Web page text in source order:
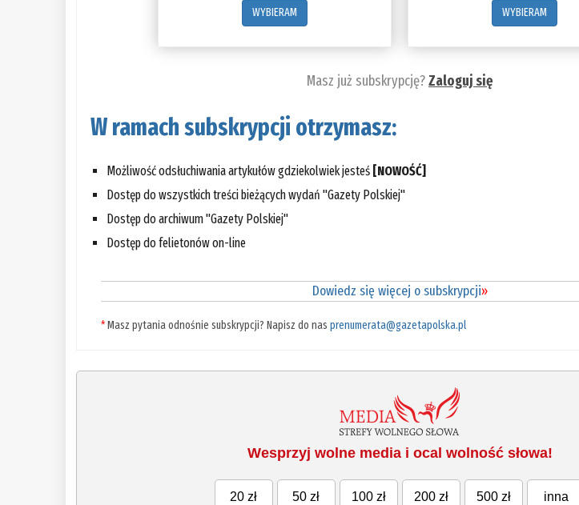
WYBIERAM WYBIERAM
Masz już subskrypcję?Zaloguj się
W ramach subskrypcji otrzymasz:
Możliwość odsłuchiwania artykułów gdziekolwiek jesteś [NOWOŚĆ]
Dostęp do wszystkich treści bieżących wydań "Gazety Polskiej"
Dostęp do archiwum "Gazety Polskiej"
Dostęp do felietonów on-line
Dowiedz się więcej o subskrypcji»
*Masz pytania odnośnie subskrypcji? Napisz do nasprenumerata@gazetapolska.pl
Wesprzyj wolne media i ocal wolność słowa!
20 zł 50 zł 100 zł 200 zł 500 zł inna